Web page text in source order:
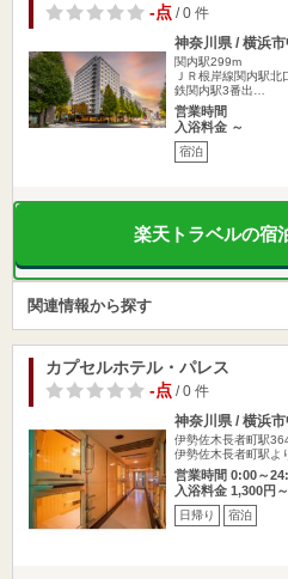
-点/ 0 件
神奈川県 / 横浜
関内駅299m
ＪＲ根岸線関内駅
鉄関内駅3番出…
営業時間
入浴料金 ～
宿泊
楽天トラベルの宿
関連情報から探す
カプセルホテル・パレス
-点/ 0 件
神奈川県 / 横浜
伊勢佐木長者町駅
伊勢佐木長者町駅よ
営業時間 0:00～
入浴料金 1,300円～
日帰り 宿泊